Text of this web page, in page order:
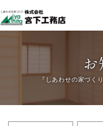
イ
ン
へ